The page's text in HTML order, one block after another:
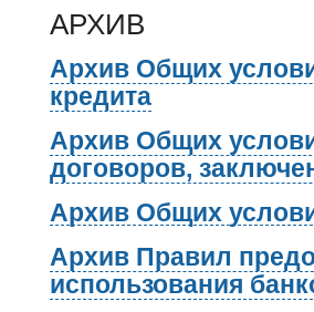
АРХИВ
Архив Общих
кредита
Архив Общих
договоров,
Архив Общих
Архив Правил
использования